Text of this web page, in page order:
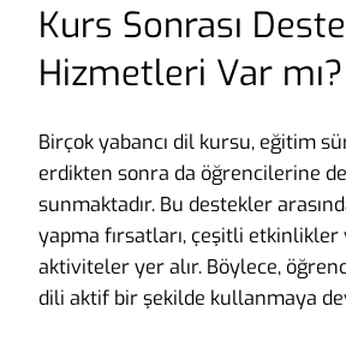
Kurs Sonrası
Hizmetleri Var mı?
Birçok yabancı dil kursu, eğitim
erdikten sonra da öğrencilerine
sunmaktadır. Bu destekler
yapma fırsatları, çeşitli etkinlikler
aktiviteler yer alır. Böylece,
dili aktif bir şekilde kullanmaya